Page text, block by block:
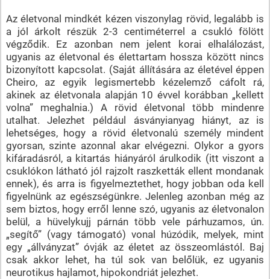
Az életvonal mindkét kézen viszonylag rövid, legalább is
a jól árkolt részük 2-3 centiméterrel a csukló fölött
végződik. Ez azonban nem jelent korai elhalálozást,
ugyanis az életvonal és élettartam hossza között nincs
bizonyított kapcsolat. (Saját állítására az életével éppen
Cheiro, az egyik legismertebb kézelemző cáfolt rá,
akinek az életvonala alapján 10 évvel korábban „kellett
volna” meghalnia.) A rövid életvonal több mindenre
utalhat. Jelezhet például ásványianyag hiányt, az is
lehetséges, hogy a rövid életvonalú személy mindent
gyorsan, szinte azonnal akar elvégezni. Olykor a gyors
kifáradásról, a kitartás hiányáról árulkodik (itt viszont a
csuklókon látható jól rajzolt raszketták ellent mondanak
ennek), és arra is figyelmeztethet, hogy jobban oda kell
figyelnünk az egészségünkre. Jelenleg azonban még az
sem biztos, hogy erről lenne szó, ugyanis az életvonalon
belül, a hüvelykujj párnán több vele párhuzamos, ún.
„segítő” (vagy támogató) vonal húzódik, melyek, mint
egy „állványzat” óvják az életet az összeomlástól. Baj
csak akkor lehet, ha túl sok van belőlük, ez ugyanis
neurotikus hajlamot, hipokondriát jelezhet.